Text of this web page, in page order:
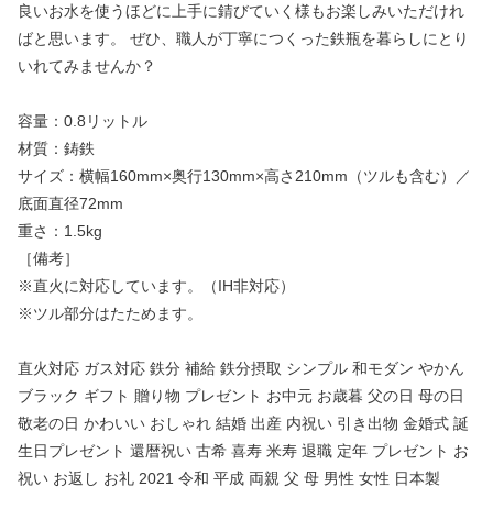
良いお水を使うほどに上手に錆びていく様もお楽しみいただけれ
ばと思います。 ぜひ、職人が丁寧につくった鉄瓶を暮らしにとり
いれてみませんか？
容量：0.8リットル
材質：鋳鉄
サイズ：横幅160mm×奥行130mm×高さ210mm（ツルも含む）／
底面直径72mm
重さ：1.5kg
［備考］
※直火に対応しています。（IH非対応）
※ツル部分はたためます。
直火対応 ガス対応 鉄分 補給 鉄分摂取 シンプル 和モダン やかん
ブラック ギフト 贈り物 プレゼント お中元 お歳暮 父の日 母の日
敬老の日 かわいい おしゃれ 結婚 出産 内祝い 引き出物 金婚式 誕
生日プレゼント 還暦祝い 古希 喜寿 米寿 退職 定年 プレゼント お
祝い お返し お礼 2021 令和 平成 両親 父 母 男性 女性 日本製